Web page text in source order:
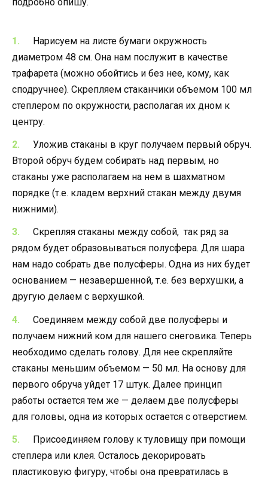
Нарисуем на листе бумаги окружность
диаметром 48 см. Она нам послужит в качестве
трафарета (можно обойтись и без нее, кому, как
сподручнее). Скрепляем стаканчики объемом 100 мл
степлером по окружности, располагая их дном к
центру.
Уложив стаканы в круг получаем первый обруч.
Второй обруч будем собирать над первым, но
стаканы уже располагаем на нем в шахматном
порядке (т.е. кладем верхний стакан между двумя
нижними).
Скрепляя стаканы между собой, так ряд за
рядом будет образовываться полусфера. Для шара
нам надо собрать две полусферы. Одна из них будет
основанием — незавершенной, т.е. без верхушки, а
другую делаем с верхушкой.
Соединяем между собой две полусферы и
получаем нижний ком для нашего снеговика. Теперь
необходимо сделать голову. Для нее скрепляйте
стаканы меньшим объемом — 50 мл. На основу для
первого обруча уйдет 17 штук. Далее принцип
работы остается тем же — делаем две полусферы
для головы, одна из которых остается с отверстием.
Присоединяем голову к туловищу при помощи
степлера или клея. Осталось декорировать
пластиковую фигуру, чтобы она превратилась в